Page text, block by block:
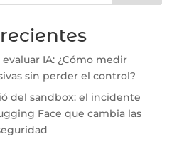
IA: ¿Cómo medir
sin perder el control?
del sandbox: el incidente
Face que cambia las